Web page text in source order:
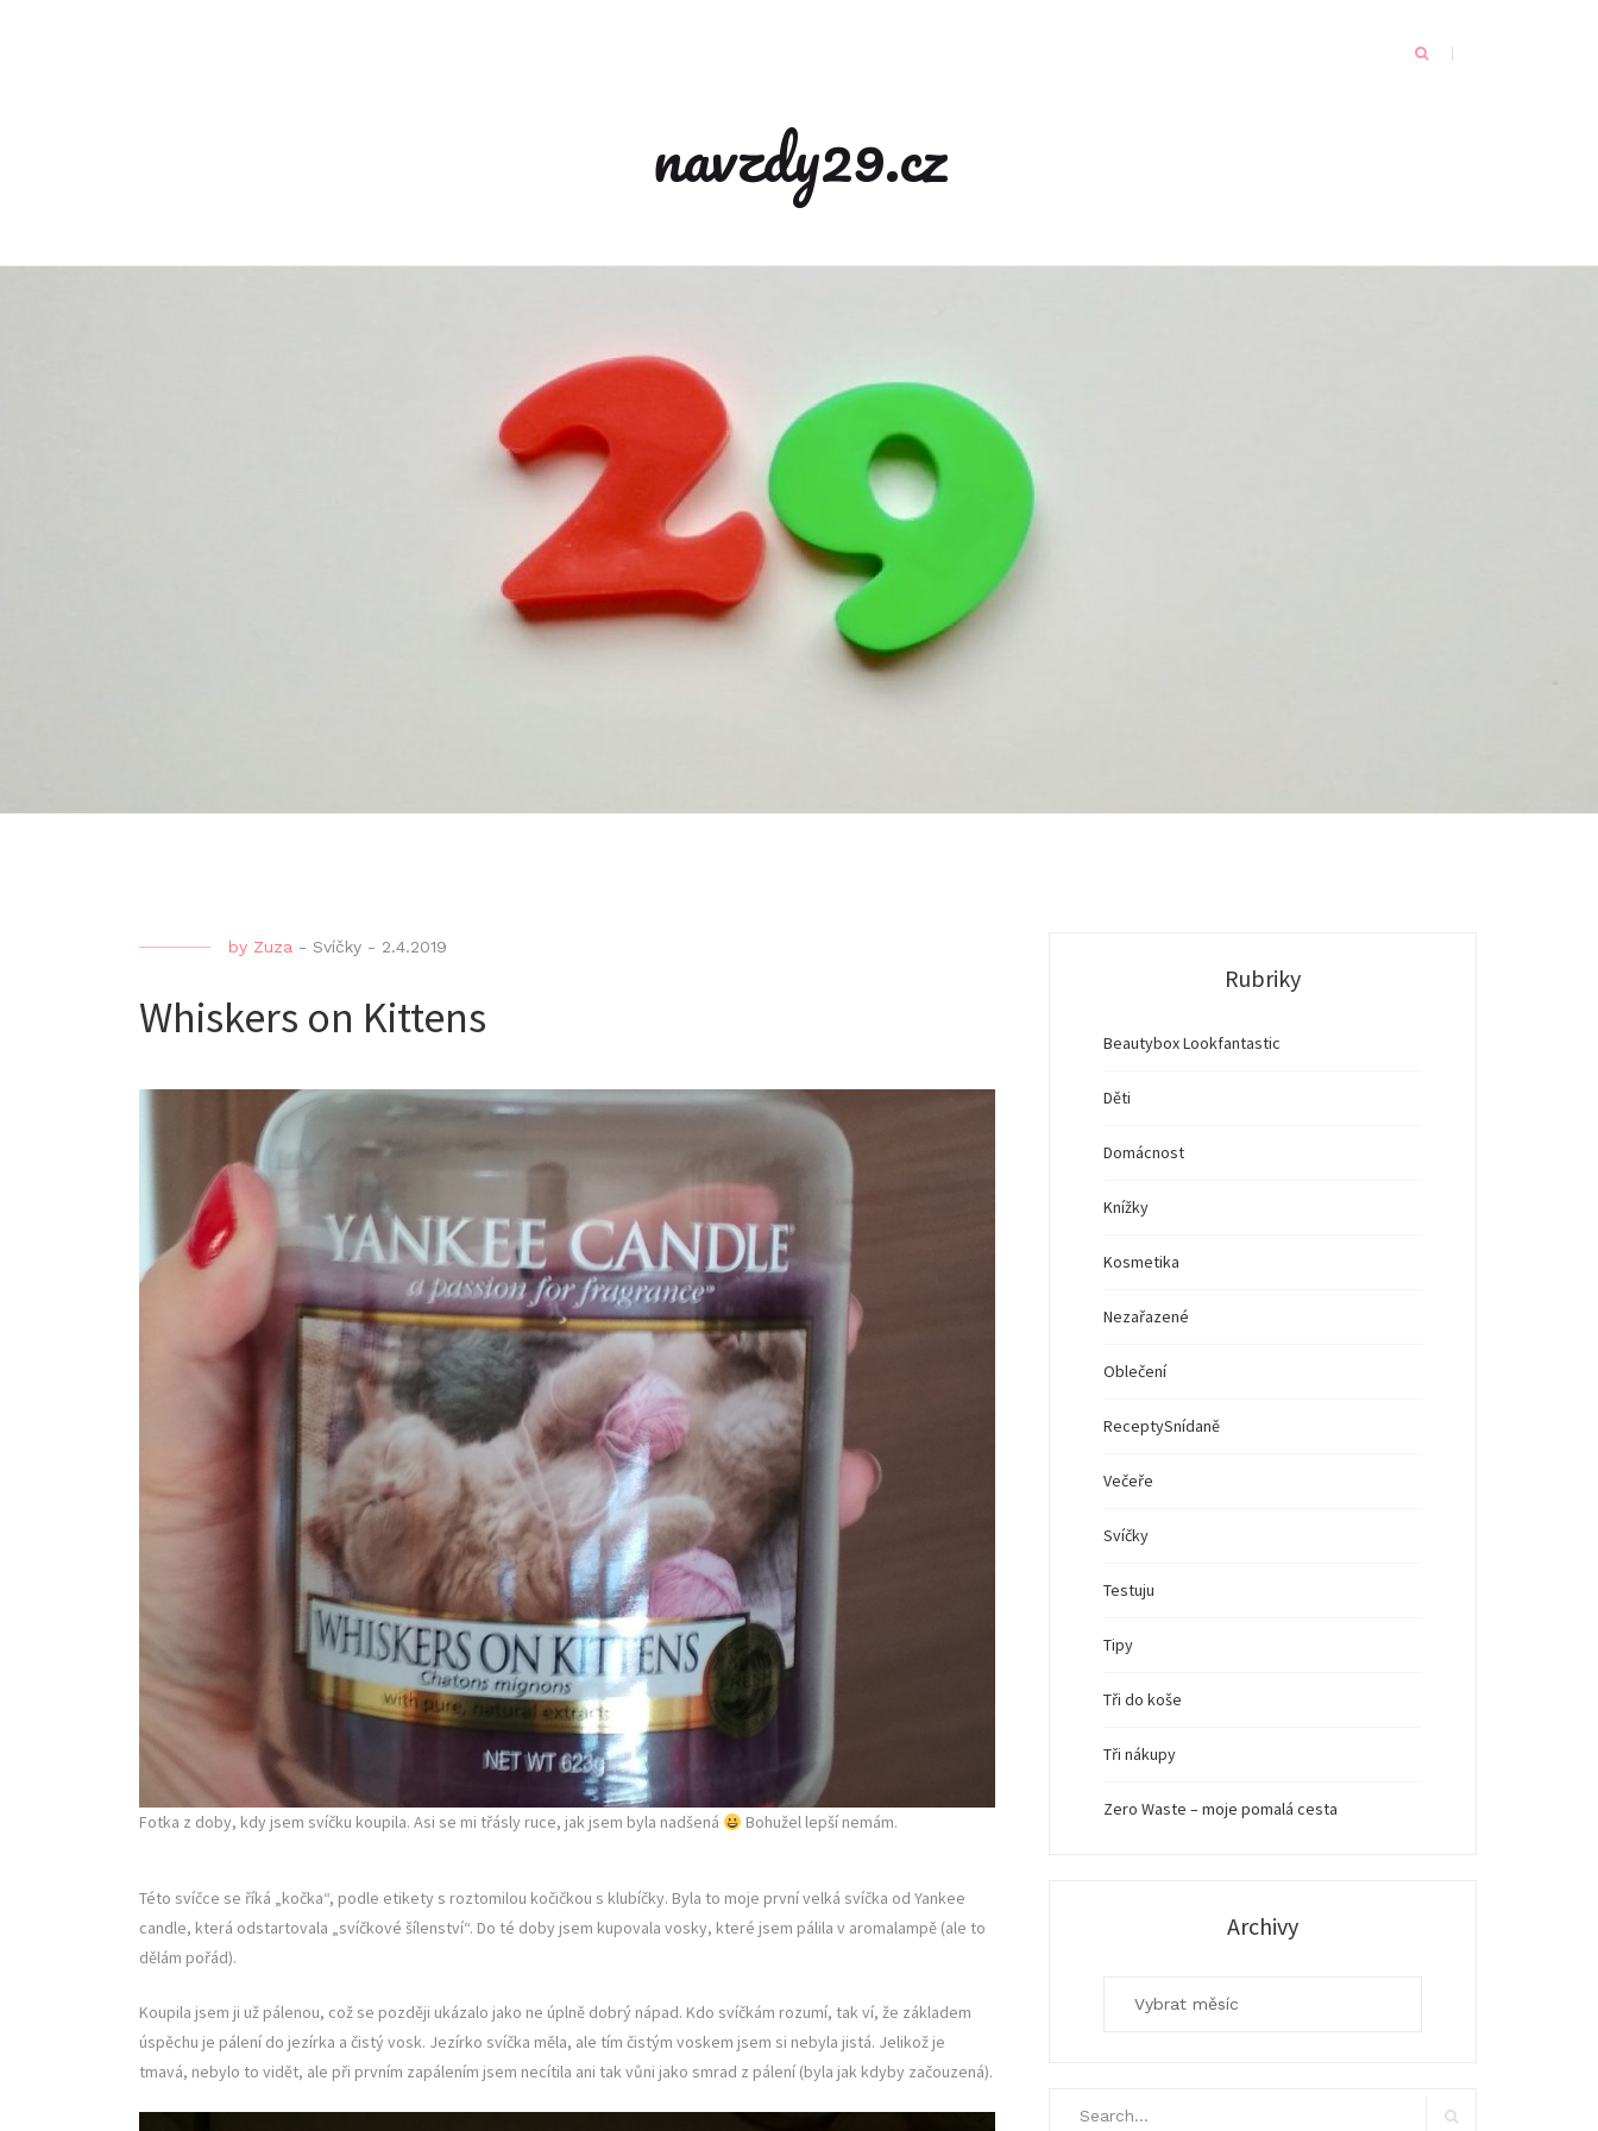
navzdy29.cz
by Zuza - Svíčky - 2.4.2019
Whiskers on Kittens
Fotka z doby, kdy jsem svíčku koupila. Asi se mi třásly ruce, jak jsem byla nadšená Bohužel lepší nemám.
Této svíčce se říká „kočka“, podle etikety s roztomilou kočičkou s klubíčky. Byla to moje první velká svíčka od Yankee
candle, která odstartovala „svíčkové šílenství“. Do té doby jsem kupovala vosky, které jsem pálila v aromalampě (ale to
dělám pořád).
Koupila jsem ji už pálenou, což se později ukázalo jako ne úplně dobrý nápad. Kdo svíčkám rozumí, tak ví, že základem
úspěchu je pálení do jezírka a čistý vosk. Jezírko svíčka měla, ale tím čistým voskem jsem si nebyla jistá. Jelikož je
tmavá, nebylo to vidět, ale při prvním zapálením jsem necítila ani tak vůni jako smrad z pálení (byla jak kdyby začouzená).
Rubriky
Beautybox Lookfantastic
Děti
Domácnost
Knížky
Kosmetika
Nezařazené
Oblečení
ReceptySnídaně
Večeře
Svíčky
Testuju
Tipy
Tři do koše
Tři nákupy
Zero Waste – moje pomalá cesta
Archivy